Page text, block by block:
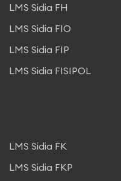
LMS Sidia FH
LMS Sidia FIO
LMS Sidia FIP
LMS Sidia FISIPOL
LMS Sidia FK
LMS Sidia FKP